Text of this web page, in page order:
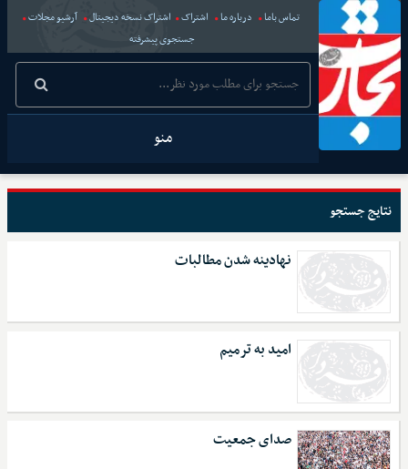
تماس باما درباره ما اشتراک اشتراک نسخه دیجیتال
آرشیو مجلات
جستجوی پیشرفته
منو
نتایج جستجو
نهادینه شدن مطالبات
امید به ترمیم
صدای جمعیت